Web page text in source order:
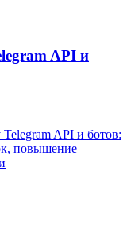
API и
API и ботов:
повышение